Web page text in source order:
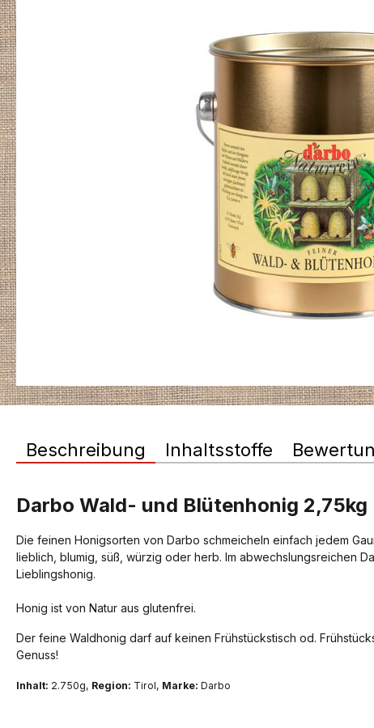
Bildergalerie überspringen
Beschreibung Inhaltsstoffe
Darbo Wald- und Blütenhonig 2,75kg
Die feinen Honigsorten von Darbo schmeicheln einfach jedem
lieblich, blumig, süß, würzig oder herb. Im abwechslungsreichen
Lieblingshonig.
Honig ist von Natur aus glutenfrei.
Der feine Waldhonig darf auf keinen Frühstückstisch od.
Genuss!
Inhalt: 2.750g, Region: Tirol, Marke: Darbo